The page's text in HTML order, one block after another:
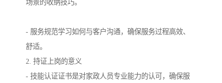
场景的收纳技巧。
- 服务规范学习如何与客户沟通，确保服务过程高效、
舒适。
2. 持证上岗的意义
- 技能认证证书是对家政人员专业能力的认可，确保服